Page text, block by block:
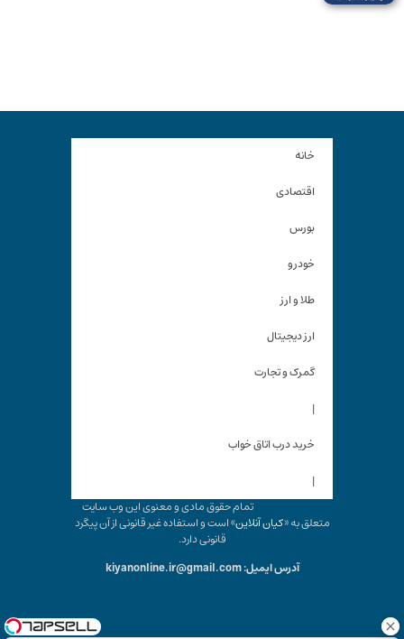
خانه
اقتصادی
بورس
خودرو
طلا و ارز
ارز دیجیتال
گمرک و تجارت
|
خرید درب اتاق خواب
|
تمام حقوق مادی و معنوی این وب سایت
متعلق به «کیان آنلاین» است و استفاده غیر قانونی از آن پیگرد
قانونی دارد.
آدرس ایمیل: kiyanonline.ir@gmail.com